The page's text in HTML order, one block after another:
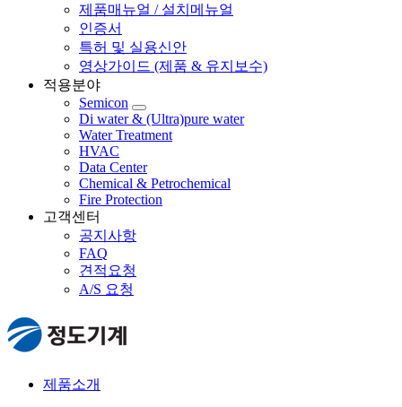
제품매뉴얼 / 설치메뉴얼
인증서
특허 및 실용신안
영상가이드 (제품 & 유지보수)
적용분야
Semicon
Di water & (Ultra)pure water
Water Treatment
HVAC
Data Center
Chemical & Petrochemical
Fire Protection
고객센터
공지사항
FAQ
견적요청
A/S 요청
제품소개